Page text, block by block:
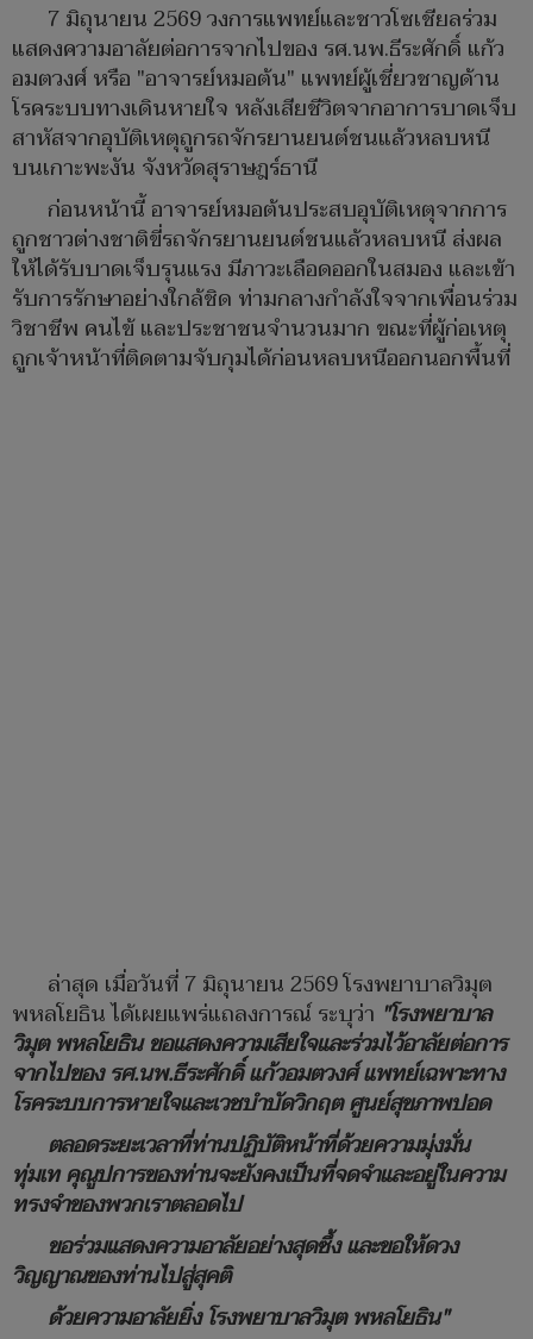
7 มิถุนายน 2569 วงการแพทย์และชาวโซเชียลร่วม
แสดงความอาลัยต่อการจากไปของ รศ.นพ.ธีระศักดิ์ แก้ว
อมตวงศ์ หรือ "อาจารย์หมอต้น" แพทย์ผู้เชี่ยวชาญด้าน
โรคระบบทางเดินหายใจ หลังเสียชีวิตจากอาการบาดเจ็บ
สาหัสจากอุบัติเหตุถูกรถจักรยานยนต์ชนแล้วหลบหนี
บนเกาะพะงัน จังหวัดสุราษฎร์ธานี
ก่อนหน้านี้ อาจารย์หมอต้นประสบอุบัติเหตุจากการ
ถูกชาวต่างชาติขี่รถจักรยานยนต์ชนแล้วหลบหนี ส่งผล
ให้ได้รับบาดเจ็บรุนแรง มีภาวะเลือดออกในสมอง และเข้า
รับการรักษาอย่างใกล้ชิด ท่ามกลางกำลังใจจากเพื่อนร่วม
วิชาชีพ คนไข้ และประชาชนจำนวนมาก ขณะที่ผู้ก่อเหตุ
ถูกเจ้าหน้าที่ติดตามจับกุมได้ก่อนหลบหนีออกนอกพื้นที่
ล่าสุด เมื่อวันที่ 7 มิถุนายน 2569 โรงพยาบาลวิมุต
พหลโยธิน ได้เผยแพร่แถลงการณ์ ระบุว่า "โรงพยาบาล
วิมุต พหลโยธิน ขอแสดงความเสียใจและร่วมไว้อาลัยต่อการ
จากไปของ รศ.นพ.ธีระศักดิ์ แก้วอมตวงศ์ แพทย์เฉพาะทาง
โรคระบบการหายใจและเวชบำบัดวิกฤต ศูนย์สุขภาพปอด
ตลอดระยะเวลาที่ท่านปฏิบัติหน้าที่ด้วยความมุ่งมั่น
ทุ่มเท คุณูปการของท่านจะยังคงเป็นที่จดจำและอยู่ในความ
ทรงจำของพวกเราตลอดไป
ขอร่วมแสดงความอาลัยอย่างสุดซึ้ง และขอให้ดวง
วิญญาณของท่านไปสู่สุคติ
ด้วยความอาลัยยิ่ง โรงพยาบาลวิมุต พหลโยธิน"